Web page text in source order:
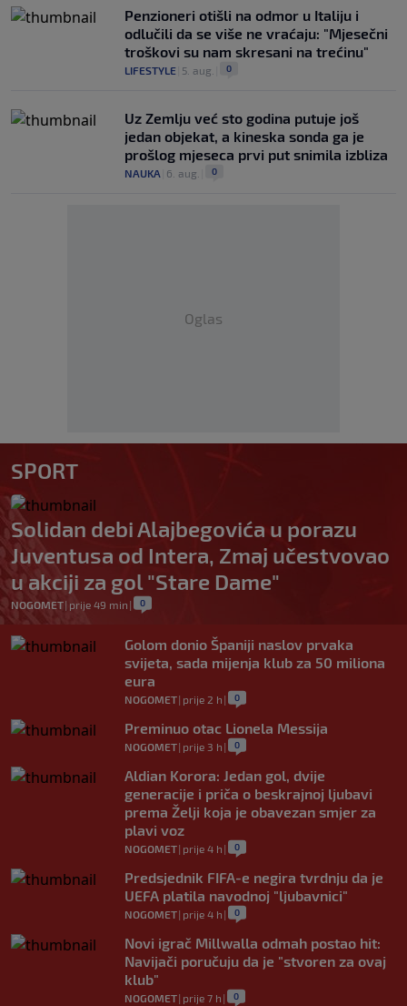
Penzioneri otišli na odmor u Italiju i
odlučili da se više ne vraćaju: "Mjesečni
troškovi su nam skresani na trećinu"
LIFESTYLE 5. aug. 0
Uz Zemlju već sto godina putuje još
jedan objekat, a kineska sonda ga je
prošlog mjeseca prvi put snimila izbliza
NAUKA 6. aug. 0
Oglas
SPORT
Solidan debi Alajbegovića u porazu
Juventusa od Intera, Zmaj učestvovao
u akciji za gol "Stare Dame"
NOGOMET| prije 49 min | 0
Golom donio Španiji naslov prvaka
svijeta, sada mijenja klub za 50 miliona
eura
NOGOMET| prije 2 h | 0
Preminuo otac Lionela Messija
NOGOMET| prije 3 h | 0
Aldian Korora: Jedan gol, dvije
generacije i priča o beskrajnoj ljubavi
prema Želji koja je obavezan smjer za
plavi voz
NOGOMET| prije 4 h | 0
Predsjednik FIFA-e negira tvrdnju da je
UEFA platila navodnoj "ljubavnici"
NOGOMET| prije 4 h | 0
Novi igrač Millwalla odmah postao hit:
Navijači poručuju da je "stvoren za ovaj
klub"
NOGOMET| prije 7 h | 0